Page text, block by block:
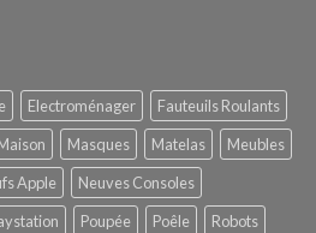
Electroménager
Fauteuils Roulants
Masques Matelas
Meubles
Apple
Neuves Consoles
Poupée Poêle
Robots